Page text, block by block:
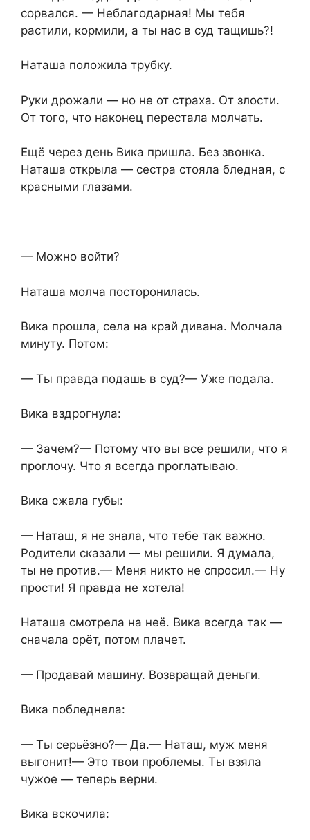
сорвался. — Неблагодарная! Мы тебя
растили, кормили, а ты нас в суд тащишь?!
Наташа положила трубку.
Руки дрожали — но не от страха. От злости.
От того, что наконец перестала молчать.
Ещё через день Вика пришла. Без звонка.
Наташа открыла — сестра стояла бледная, с
красными глазами.
— Можно войти?
Наташа молча посторонилась.
Вика прошла, села на край дивана. Молчала
минуту. Потом:
— Ты правда подашь в суд?— Уже подала.
Вика вздрогнула:
— Зачем?— Потому что вы все решили, что я
проглочу. Что я всегда проглатываю.
Вика сжала губы:
— Наташ, я не знала, что тебе так важно.
Родители сказали — мы решили. Я думала,
ты не против.— Меня никто не спросил.— Ну
прости! Я правда не хотела!
Наташа смотрела на неё. Вика всегда так —
сначала орёт, потом плачет.
— Продавай машину. Возвращай деньги.
Вика побледнела:
— Ты серьёзно?— Да.— Наташ, муж меня
выгонит!— Это твои проблемы. Ты взяла
чужое — теперь верни.
Вика вскочила: